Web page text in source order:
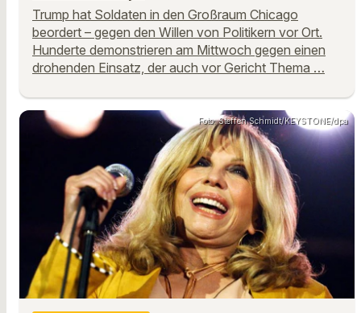
Trump hat Soldaten in den Großraum Chicago
beordert – gegen den Willen von Politikern vor Ort.
Hunderte demonstrieren am Mittwoch gegen einen
drohenden Einsatz, der auch vor Gericht Thema …
Foto: Steffen Schmidt/KEYSTONE/dpa